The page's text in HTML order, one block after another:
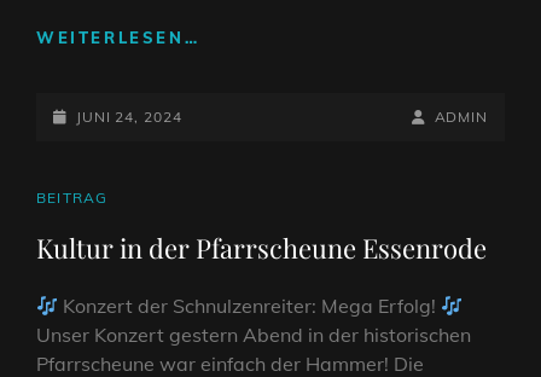
WEITERLESEN…
POSTED-
JUNI 24, 2024
BY
BYLINE
ADMIN
CAT
BEITRAG
Kultur in der Pfarrscheune Essenrode
Konzert der Schnulzenreiter: Mega Erfolg!
Unser Konzert gestern Abend in der historischen
Pfarrscheune war einfach der Hammer! Die